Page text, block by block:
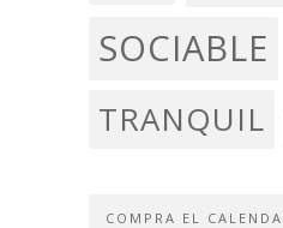
SOCIABLE
TRANQUIL
COMPRA EL